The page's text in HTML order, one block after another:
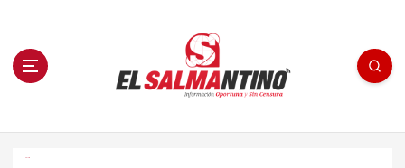
n El Salmantino - medios/noticias/editorial